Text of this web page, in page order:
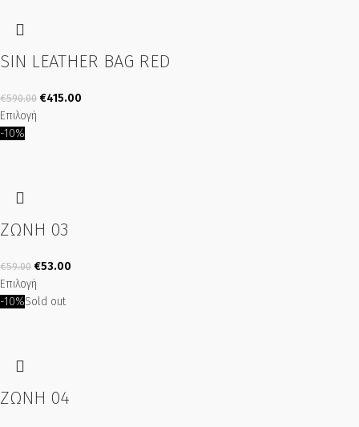
SIN LEATHER BAG RED
€590.00 €415.00
Επιλογή
-10%
ΖΩΝΗ 03
€59.00 €53.00
Επιλογή
-10%Sold out
ΖΩΝΗ 04